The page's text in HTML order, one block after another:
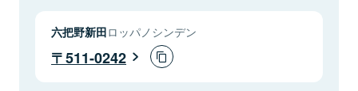
六把野新田ロッパノシンデン
511-0242